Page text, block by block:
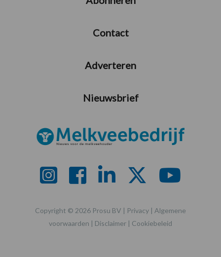
Contact
Adverteren
Nieuwsbrief
Copyright © 2026 Prosu BV | Privacy | Algemene
voorwaarden | Disclaimer | Cookiebeleid